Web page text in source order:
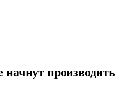
производить